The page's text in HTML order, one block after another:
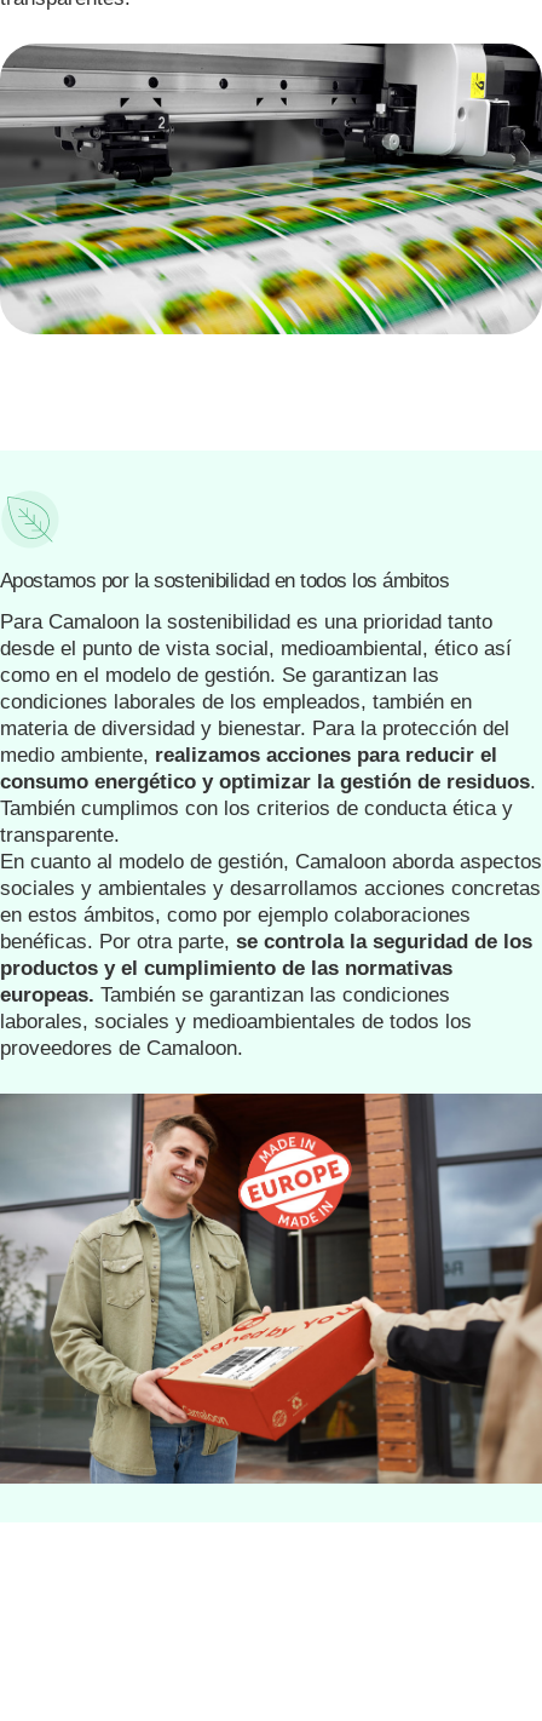
Apostamos por la sostenibilidad en todos los ámbitos
Para Camaloon la sostenibilidad es una prioridad tanto
desde el punto de vista social, medioambiental, ético así
como en el modelo de gestión. Se garantizan las
condiciones laborales de los empleados, también en
materia de diversidad y bienestar. Para la protección del
medio ambiente, realizamos acciones para reducir el
consumo energético y optimizar la gestión de residuos.
También cumplimos con los criterios de conducta ética y
transparente.
En cuanto al modelo de gestión, Camaloon aborda aspectos
sociales y ambientales y desarrollamos acciones concretas
en estos ámbitos, como por ejemplo colaboraciones
benéficas. Por otra parte, se controla la seguridad de los
productos y el cumplimiento de las normativas
europeas. También se garantizan las condiciones
laborales, sociales y medioambientales de todos los
proveedores de Camaloon.